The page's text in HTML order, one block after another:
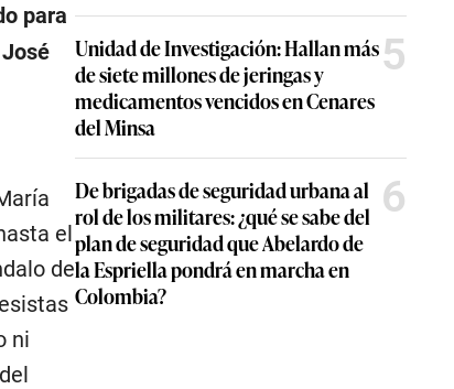
para
el
de
ni
Unidad de Investigación: Hallan más
de siete millones de jeringas y
medicamentos vencidos en Cenares
del Minsa
5
De brigadas de seguridad urbana al
rol de los militares: ¿qué se sabe del
plan de seguridad que Abelardo de
la Espriella pondrá en marcha en
Colombia?
6